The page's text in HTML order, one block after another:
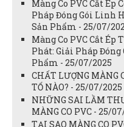
Màng Co PVC Cắt
Pháp Đóng Gói Linh
Sản Phẩm - 25/07/
Màng Co PVC Cắt Ép
Phát: Giải Pháp Đóng
Phẩm - 25/07/2025
CHẤT LƯỢNG MÀNG
TỐ NÀO? - 25/07/2025
NHỮNG SAI LẦM
MÀNG CO PVC - 25/
TẠI SAO MÀNG CO